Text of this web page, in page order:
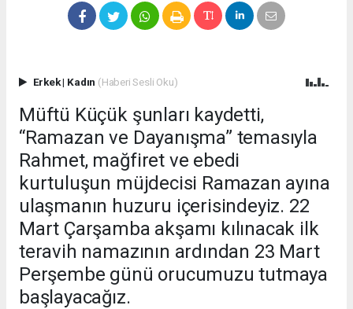
Erkek| Kadın (Haberi Sesli Oku)
Müftü Küçük şunları kaydetti,
“Ramazan ve Dayanışma” temasıyla
Rahmet, mağfiret ve ebedi
kurtuluşun müjdecisi Ramazan ayına
ulaşmanın huzuru içerisindeyiz. 22
Mart Çarşamba akşamı kılınacak ilk
teravih namazının ardından 23 Mart
Perşembe günü orucumuzu tutmaya
başlayacağız.